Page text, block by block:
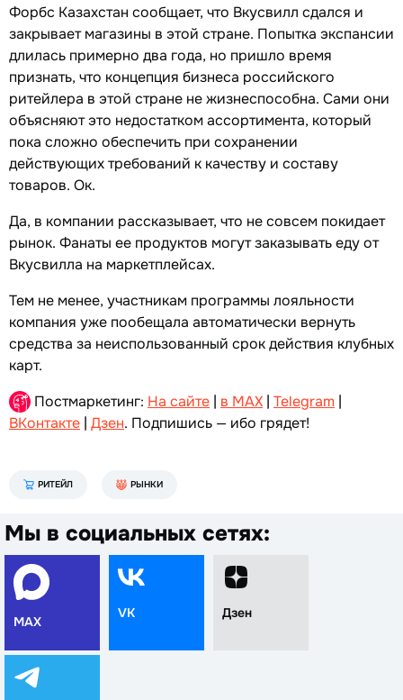
Форбс Казахстан сообщает, что Вкусвилл сдался и
закрывает магазины в этой стране. Попытка экспансии
длилась примерно два года, но пришло время
признать, что концепция бизнеса российского
ритейлера в этой стране не жизнеспособна. Сами они
объясняют это недостатком ассортимента, который
пока сложно обеспечить при сохранении
действующих требований к качеству и составу
товаров. Ок.
Да, в компании рассказывает, что не совсем покидает
рынок. Фанаты ее продуктов могут заказывать еду от
Вкусвилла на маркетплейсах.
Тем не менее, участникам программы лояльности
компания уже пообещала автоматически вернуть
средства за неиспользованный срок действия клубных
карт.
Постмаркетинг: На сайте | в MAX | Telegram |
ВКонтакте | Дзен. Подпишись — ибо грядет!
РИТЕЙЛ РЫНКИ
Мы в социальных сетях:
MAX
VK Дзен